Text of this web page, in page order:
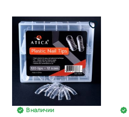
В наличии